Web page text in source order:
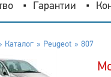
Гарантии
Каталог Peugeot 807